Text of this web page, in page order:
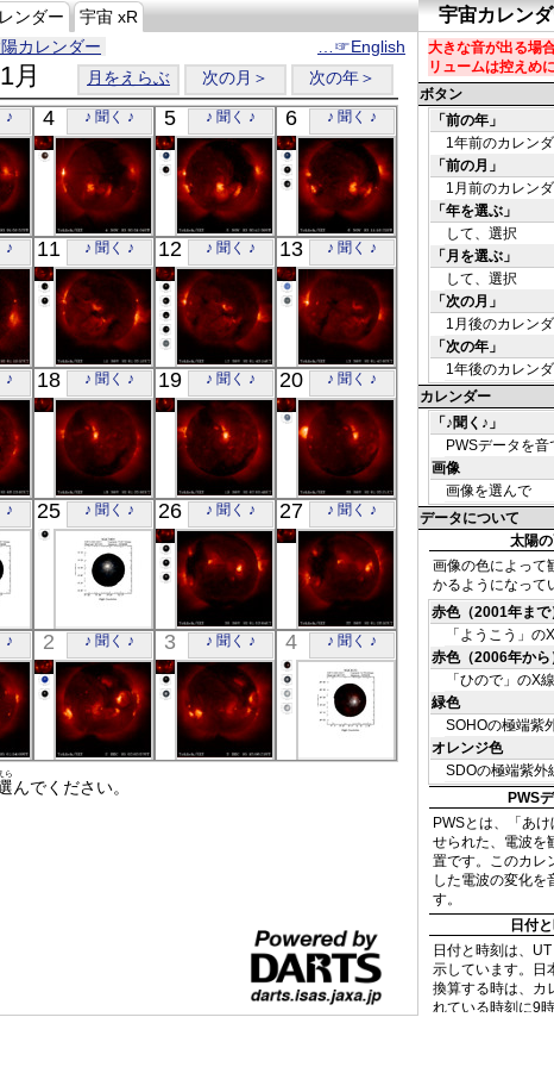
ンダー
宇宙 xR
カレンダー
…☞English
月 月をえらぶ 次の月＞ 次の年＞
♪
」
4 ♪ 聞く ♪
「ようこう」
X線
5 ♪ 聞く ♪
「ようこう」
X線
6 ♪ 聞く ♪
「ようこう」
X線
♪
」
11 ♪ 聞く ♪
「ようこう」
X線
12 ♪ 聞く ♪
「ようこう」
X線
13 ♪ 聞く ♪
「ようこう」
X線
♪
」
18 ♪ 聞く ♪
「ようこう」
X線
19 ♪ 聞く ♪
「ようこう」
X線
20 ♪ 聞く ♪
「ようこう」
X線
♪ 25 ♪ 聞く ♪
ASCA
NGC7469
X線
26 ♪ 聞く ♪
「ようこう」
X線
27 ♪ 聞く ♪
「ようこう」
X線
♪
」
2 ♪ 聞く ♪
X線
3 ♪ 聞く ♪ 4 ♪ 聞く ♪
ら
んでください。